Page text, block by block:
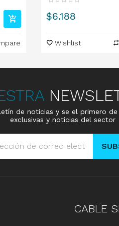
Precio
$6.188
Wishlist
de noticias y se el primero
exclusivas y noticias del sector
CABLE